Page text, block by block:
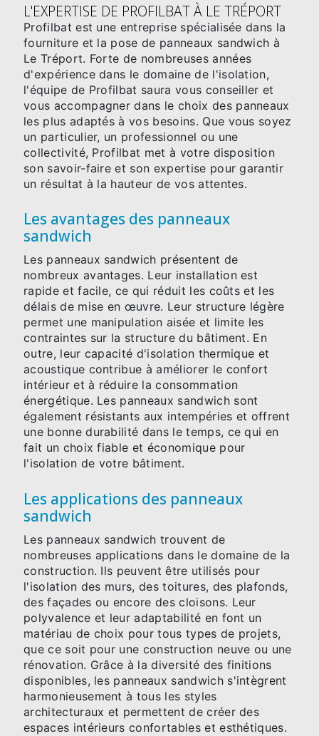
L'EXPERTISE DE PROFILBAT À LE TRÉPORT
Profilbat est une entreprise spécialisée dans la
fourniture et la pose de panneaux sandwich à
Le Tréport. Forte de nombreuses années
d'expérience dans le domaine de l'isolation,
l'équipe de Profilbat saura vous conseiller et
vous accompagner dans le choix des panneaux
les plus adaptés à vos besoins. Que vous soyez
un particulier, un professionnel ou une
collectivité, Profilbat met à votre disposition
son savoir-faire et son expertise pour garantir
un résultat à la hauteur de vos attentes.
Les avantages des panneaux
sandwich
Les panneaux sandwich présentent de
nombreux avantages. Leur installation est
rapide et facile, ce qui réduit les coûts et les
délais de mise en œuvre. Leur structure légère
permet une manipulation aisée et limite les
contraintes sur la structure du bâtiment. En
outre, leur capacité d'isolation thermique et
acoustique contribue à améliorer le confort
intérieur et à réduire la consommation
énergétique. Les panneaux sandwich sont
également résistants aux intempéries et offrent
une bonne durabilité dans le temps, ce qui en
fait un choix fiable et économique pour
l'isolation de votre bâtiment.
Les applications des panneaux
sandwich
Les panneaux sandwich trouvent de
nombreuses applications dans le domaine de la
construction. Ils peuvent être utilisés pour
l'isolation des murs, des toitures, des plafonds,
des façades ou encore des cloisons. Leur
polyvalence et leur adaptabilité en font un
matériau de choix pour tous types de projets,
que ce soit pour une construction neuve ou une
rénovation. Grâce à la diversité des finitions
disponibles, les panneaux sandwich s'intègrent
harmonieusement à tous les styles
architecturaux et permettent de créer des
espaces intérieurs confortables et esthétiques.